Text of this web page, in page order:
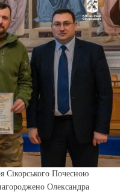
Сікорського Почесною
Олександра